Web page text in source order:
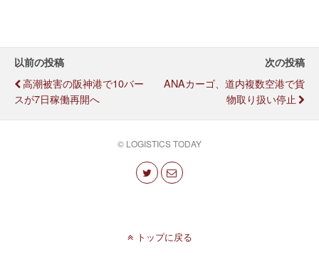
以前の投稿
高潮被害の阪神港で10バー
スが7日稼働再開へ
次の投稿
ANAカーゴ、道内複数空港で貨
物取り扱い停止
© LOGISTICS TODAY
トップに戻る